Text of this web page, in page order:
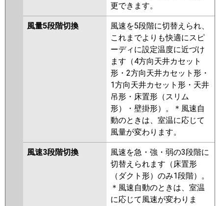
更できます。
風量5段階切換
風速を5段階に切替えられ、
これまでよりも快適にスピ
ーディに設定温度に近づけ
ます（4方向天井カセット
形・2方向天井カセット形・
1方向天井カセット形・天井
吊形・床置形（スリム
形）・壁掛形）。＊風速自
動のときは、室温に応じて
風量が変わります。
風速3段階切換
風速を急・強・弱の3段階に
切替えられます（床置形
（ダクト形）のみ1段階）。
＊風速自動のときは、室温
に応じて風速が変わりま